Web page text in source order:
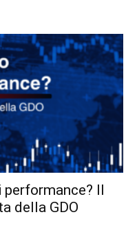
Il
della GDO